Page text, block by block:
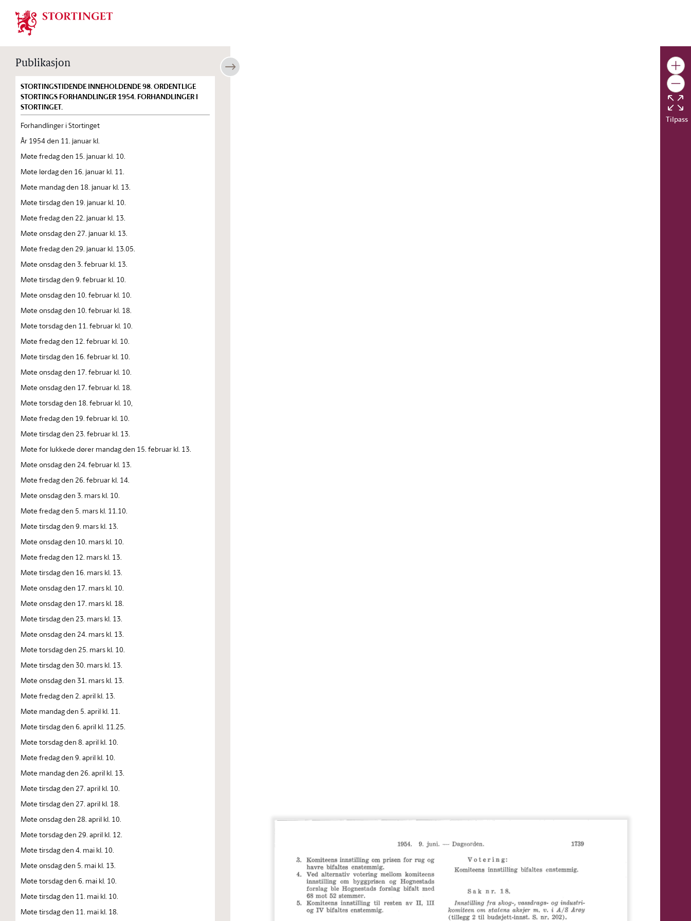
Stortinget.no
Publikasjon
STORTINGSTIDENDE INNEHOLDENDE 98. ORDENTLIGE
STORTINGS FORHANDLINGER 1954. FORHANDLINGER I
STORTINGET.
Forhandlinger i Stortinget
År 1954 den 11. januar kl.
Møte fredag den 15. januar kl. 10.
Møte lørdag den 16. januar kl. 11.
Møte mandag den 18. januar kl. 13.
Møte tirsdag den 19. januar kl. 10.
Møte fredag den 22. januar kl. 13.
Møte onsdag den 27. januar kl. 13.
Møte fredag den 29. januar kl. 13.05.
Møte onsdag den 3. februar kl. 13.
Møte tirsdag den 9. februar kl. 10.
Møte onsdag den 10. februar kl. 10.
Møte onsdag den 10. februar kl. 18.
Møte torsdag den 11. februar kl. 10.
Møte fredag den 12. februar kl. 10.
Møte tirsdag den 16. februar kl. 10.
Møte onsdag den 17. februar kl. 10.
Møte onsdag den 17. februar kl. 18.
Møte torsdag den 18. februar kl. 10,
Møte fredag den 19. februar kl. 10.
Møte tirsdag den 23. februar kl. 13.
Møte for lukkede dører mandag den 15. februar kl. 13.
Møte onsdag den 24. februar kl. 13.
Møte fredag den 26. februar kl. 14.
Møte onsdag den 3. mars kl. 10.
Møte fredag den 5. mars kl. 11.10.
Møte tirsdag den 9. mars kl. 13.
Møte onsdag den 10. mars kl. 10.
Møte fredag den 12. mars kl. 13.
Møte tirsdag den 16. mars kl. 13.
Møte onsdag den 17. mars kl. 10.
Møte onsdag den 17. mars kl. 18.
Møte tirsdag den 23. mars kl. 13.
Møte onsdag den 24. mars kl. 13.
Møte torsdag den 25. mars kl. 10.
Møte tirsdag den 30. mars kl. 13.
Møte onsdag den 31. mars kl. 13.
Møte fredag den 2. april kl. 13.
Møte mandag den 5. april kl. 11.
Møte tirsdag den 6. april kl. 11.25.
Møte torsdag den 8. april kl. 10.
Møte fredag den 9. april kl. 10.
Møte mandag den 26. april kl. 13.
Møte tirsdag den 27. april kl. 10.
Møte tirsdag den 27. april kl. 18.
Møte onsdag den 28. april kl. 10.
Møte torsdag den 29. april kl. 12.
Møte tirsdag den 4. mai kl. 10.
Møte onsdag den 5. mai kl. 13.
Møte torsdag den 6. mai kl. 10.
Møte tirsdag den 11. mai kl. 10.
Møte tirsdag den 11. mai kl. 18.